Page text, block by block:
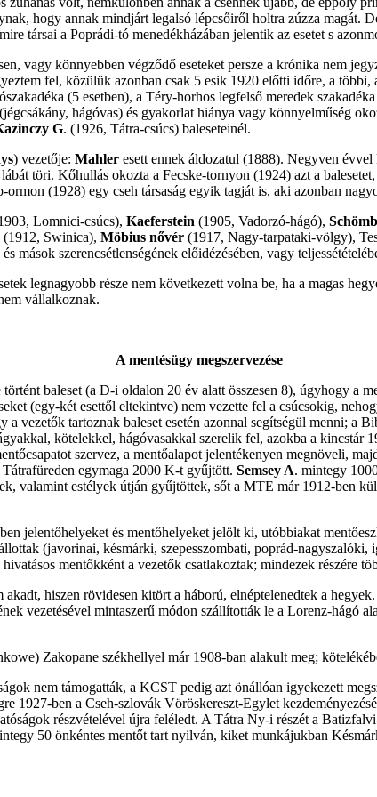
hogy annak mindjárt legalsó lépcsőiről holtra zúzza magát.
társai a Poprádi-tó menedékházában jelentik az esetet s
vagy könnyebben végződő eseteket persze a krónika nem
fel, közülük azonban csak 5 esik 1920 előtti időre, a
(5 esetben), a Téry-horhos legfelső meredek
hágóvas) és gyakorlat hiánya vagy könnyelműség
G. (1926, Tátra-csúcs) baleseteinél.
) vezetője: Mahler esett ennek áldozatul (1888). Negyven
töri. Kőhullás okozta a Fecske-tornyon (1924) azt a
(1928) egy cseh társaság egyik tagját is, aki azonban
Lomnici-csúcs), Kaeferstein (1905, Vadorzó-hágó),
(1912, Swinica), Möbius nővér (1917, Nagy-tarpataki-völgy),
mások szerencsétlenségének előidézésében, vagy
legnagyobb része nem következett volna be, ha a magas
vállalkoznak.
A mentésügy megszervezése
baleset (a D-i oldalon 20 év alatt összesen 8), úgyhogy a
(egy-két esettől eltekintve) nem vezette fel a csúcsokig,
vezetők tartoznak baleset esetén azonnal segítségül menni; a
kötelekkel, hágóvasakkal szerelik fel, azokba a
szervez, a mentőalapot jelentékenyen megnöveli,
Tátrafüreden egymaga 2000 K-t gyűjtött. Semsey A. mintegy
valamint estélyek útján gyűjtöttek, sőt a MTE már 1912-ben
jelentőhelyeket és mentőhelyeket jelölt ki, utóbbiakat
(javorinai, késmárki, szepesszombati, poprád-
mentőkként a vezetők csatlakoztak; mindezek részére
hiszen rövidesen kitört a háború, elnéptelenedtek a
vezetésével mintaszerű módon szállították le a Lorenz-hágó
Zakopane székhellyel már 1908-ban alakult meg;
nem támogatták, a KCST pedig azt önállóan igyekezett
1927-ben a Cseh-szlovák Vöröskereszt-Egylet
részvételével újra feléledt. A Tátra Ny-i részét a
50 önkéntes mentőt tart nyilván, kiket munkájukban